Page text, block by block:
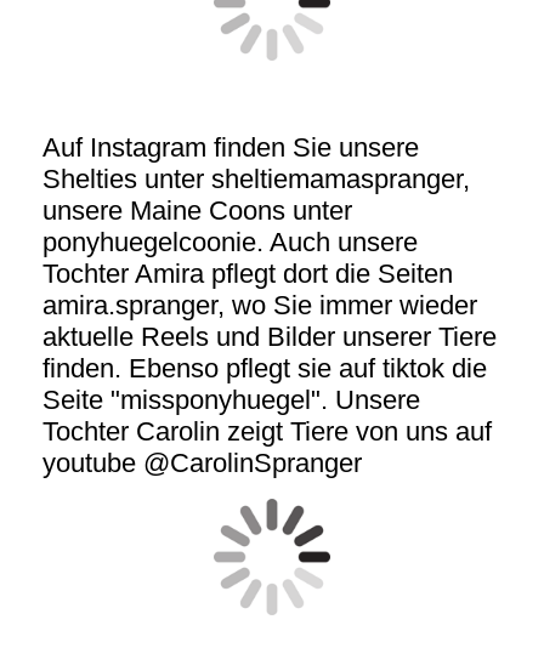
Auf Instagram finden Sie unsere
Shelties unter sheltiemamaspranger,
unsere Maine Coons unter
ponyhuegelcoonie. Auch unsere
Tochter Amira pflegt dort die Seiten
amira.spranger, wo Sie immer wieder
aktuelle Reels und Bilder unserer Tiere
finden. Ebenso pflegt sie auf tiktok die
Seite "missponyhuegel". Unsere
Tochter Carolin zeigt Tiere von uns auf
youtube @CarolinSpranger